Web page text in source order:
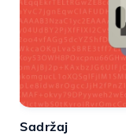
Sadržaj